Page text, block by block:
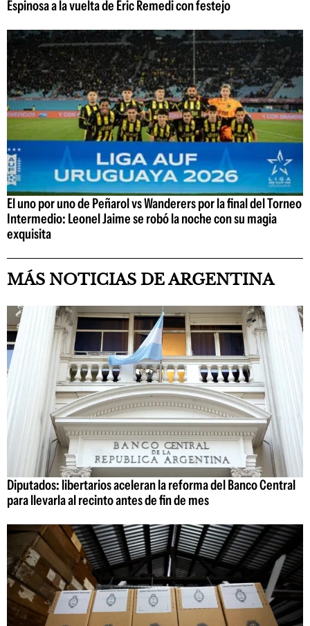
Espinosa a la vuelta de Eric Remedi con festejo
El uno por uno de Peñarol vs Wanderers por la final del Torneo
Intermedio: Leonel Jaime se robó la noche con su magia
exquisita
MÁS NOTICIAS DE ARGENTINA
Diputados: libertarios aceleran la reforma del Banco Central
para llevarla al recinto antes de fin de mes